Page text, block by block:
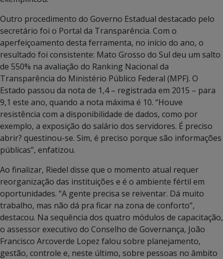
Outro procedimento do Governo Estadual destacado pelo
secretário foi o Portal da Transparência. Com o
aperfeiçoamento desta ferramenta, no início do ano, o
resultado foi consistente: Mato Grosso do Sul deu um salto
de 550% na avaliação do Ranking Nacional da
Transparência do Ministério Público Federal (MPF). O
Estado passou da nota de 1,4 – registrada em 2015 – para
9,1 este ano, quando a nota máxima é 10. “Houve
resistência com a disponibilidade de dados, como por
exemplo, a exposição do salário dos servidores. É preciso
abrir? questinou-se. Sim, é preciso porque são informações
públicas”, enfatizou.
Ao finalizar, Riedel disse que o momento atual requer
reorganização das instituições e é o ambiente fértil em
oportunidades. “A gente precisa se reiventar. Dá muito
trabalho, mas não dá pra ficar na zona de conforto”,
destacou. Na sequência dos quatro módulos de capacitação,
o assessor executivo do Conselho de Governança, João
Francisco Arcoverde Lopez falou sobre planejamento,
gestão, controle e, neste último, sobre pessoas no âmbito